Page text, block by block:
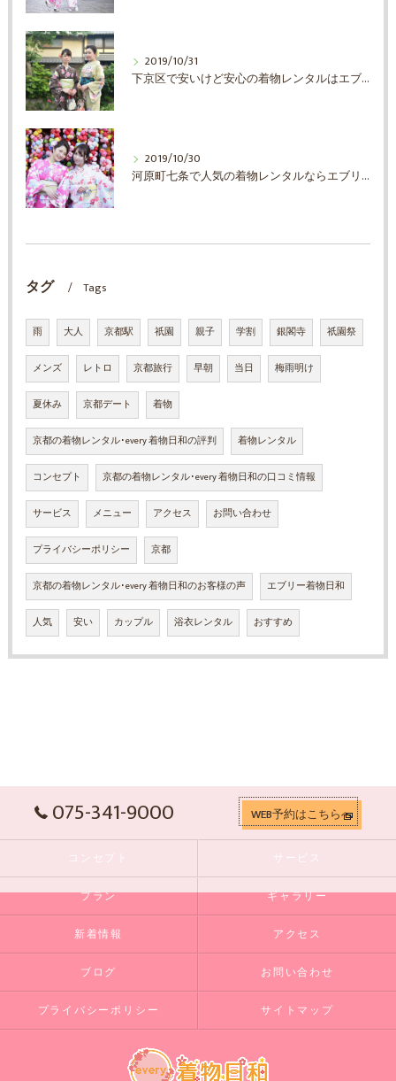
2019/10/31
下京区で安いけど安心の着物レンタルはエブリ着物日和
2019/10/30
河原町七条で人気の着物レンタルならエブリ着物日和
タグ Tags
雨 大人 京都駅 祇園 親子 学割 銀閣寺 祇園祭
メンズ レトロ 京都旅行 早朝 当日 梅雨明け
夏休み 京都デート 着物
京都の着物レンタル･every 着物日和の評判 着物レンタル
コンセプト 京都の着物レンタル･every 着物日和の口コミ情報
サービス メニュー アクセス お問い合わせ
プライバシーポリシー 京都
京都の着物レンタル･every 着物日和のお客様の声 エブリー着物日和
人気 安い カップル 浴衣レンタル おすすめ
075-341-9000 WEB予約はこちらへ
コンセプト サービス
プラン ギャラリー
新着情報 アクセス
ブログ お問い合わせ
プライバシーポリシー サイトマップ